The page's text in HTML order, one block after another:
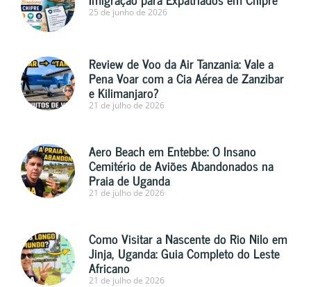
25 de junho de 2026
Review de Voo da Air Tanzania: Vale a
Pena Voar com a Cia Aérea de Zanzibar
e Kilimanjaro?
21 de julho de 2026
Aero Beach em Entebbe: O Insano
Cemitério de Aviões Abandonados na
Praia de Uganda
21 de julho de 2026
Como Visitar a Nascente do Rio Nilo em
Jinja, Uganda: Guia Completo do Leste
Africano
21 de julho de 2026